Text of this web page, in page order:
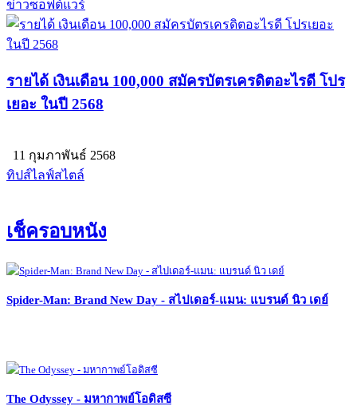
ข่าวซอฟต์แวร์
รายได้ เงินเดือน 100,000 สมัครบัตรเครดิตอะไรดี โปร
เยอะ ในปี 2568
11 กุมภาพันธ์ 2568
ทิปส์ไลฟ์สไตล์
เช็ครอบหนัง
Spider-Man: Brand New Day - สไปเดอร์-แมน: แบรนด์ นิว เดย์
The Odyssey - มหากาพย์โอดิสซี